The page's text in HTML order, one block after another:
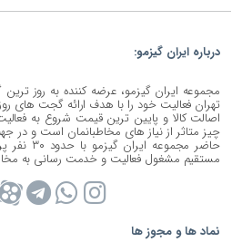
درباره ایران گیزمو:
تهران فعالیت خود را با هدف ارائه گجت های روز
اصالت کالا و پایین ترین قیمت شروع به
چیز متاثر از نیاز های مخاطبانمان است و در
حاضر
مستقیم مشغول فعالیت و خدمت رسانی به
نماد ها و مجوز ها